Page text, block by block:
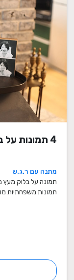
4 תמונות על בלוק מעץ מלא גודל 15X10
מתנה עם ר.ג.ש
תמונה על בלוק מעץ
תמונות משפחתיות